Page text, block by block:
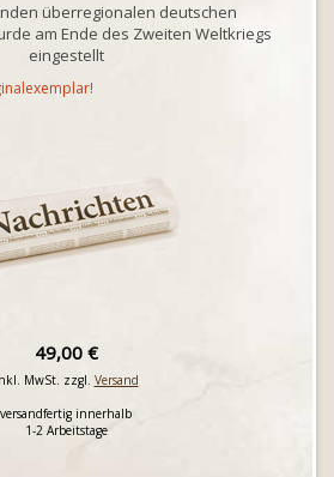
überregionalen deutschen
am Ende des Zweiten Weltkriegs
eingestellt
49,00 €
MwSt. zzgl. Versand
versandfertig innerhalb
1-2 Arbeitstage